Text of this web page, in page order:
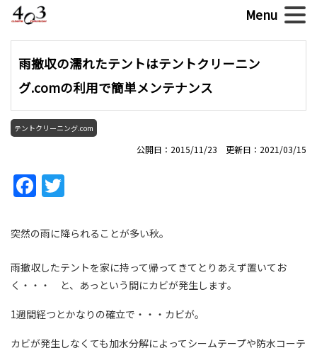
雨撤収の濡れたテントはテントクリーニン
グ.comの利用で簡単メンテナンス
テントクリーニング.com
公開日：2015/11/23 更新日：2021/03/15
Facebook
突然の雨に降られることが多い秋。
雨撤収したテントを家に持って帰ってきてとりあえず置いてお
く・・・ と、あっという間にカビが発生します。
1週間経つとかなりの確立で・・・カビが。
カビが発生しなくても加水分解によってシームテープや防水コーテ